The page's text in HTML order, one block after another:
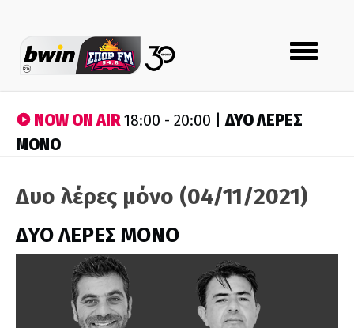
Toggle
navigation
NOW ON AIR18:00 - 20:00 |ΔΥΟ ΛΕΡΕΣ
ΜΟΝΟ
Δυο λέρες μόνο (04/11/2021)
ΔΥΟ ΛΕΡΕΣ ΜΟΝΟ